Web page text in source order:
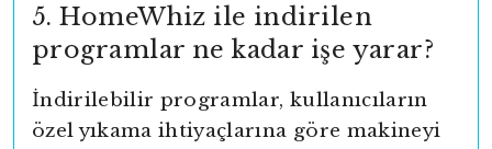
5. HomeWhiz ile indirilen
programlar ne kadar işe yarar?
İndirilebilir programlar, kullanıcıların
özel yıkama ihtiyaçlarına göre makineyi